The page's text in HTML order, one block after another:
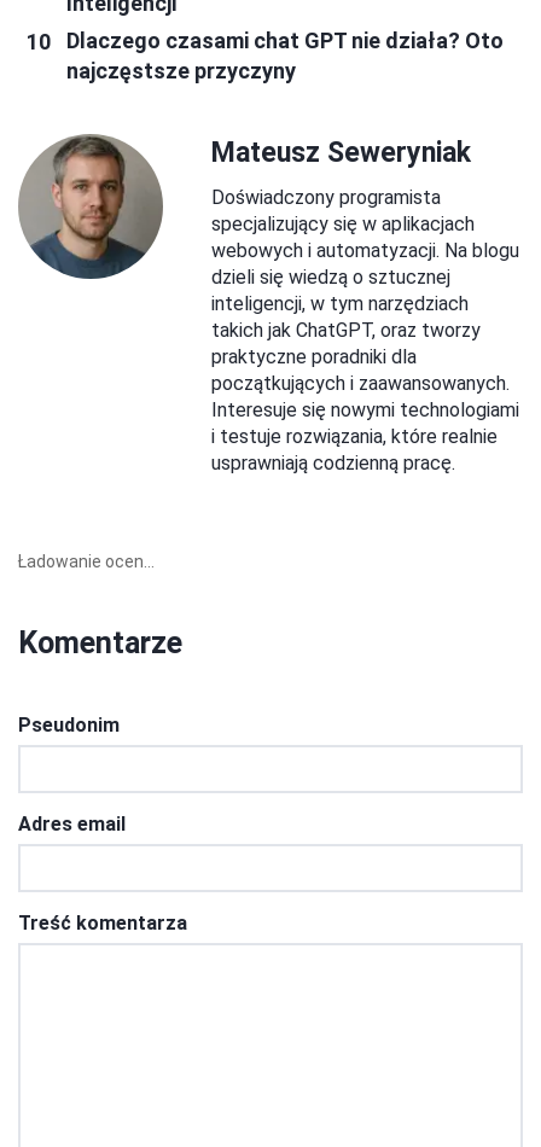
Dlaczego czasami chat GPT nie działa? Oto
najczęstsze przyczyny
Mateusz Seweryniak
Doświadczony programista
specjalizujący się w aplikacjach
webowych i automatyzacji. Na blogu
dzieli się wiedzą o sztucznej
inteligencji, w tym narzędziach
takich jak ChatGPT, oraz tworzy
praktyczne poradniki dla
początkujących i zaawansowanych.
Interesuje się nowymi technologiami
i testuje rozwiązania, które realnie
usprawniają codzienną pracę.
Ładowanie ocen...
Komentarze
Pseudonim
Adres email
Treść komentarza